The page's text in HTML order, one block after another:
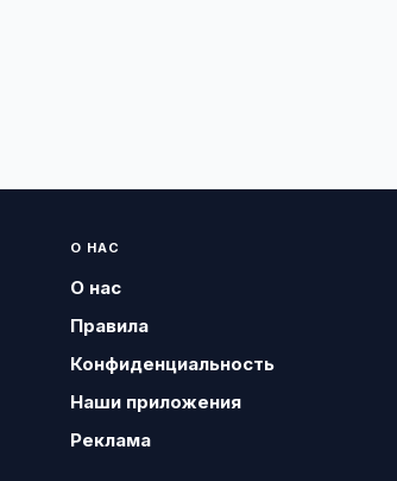
О НАС
О нас
Правила
Конфиденциальность
Наши приложения
Реклама